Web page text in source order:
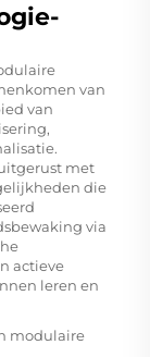
van
van
met
die
via
actieve
leren en
modulaire